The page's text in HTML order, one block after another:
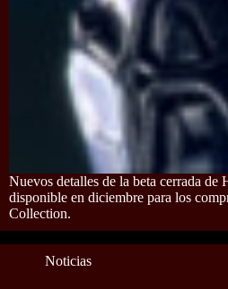
Nuevos detalles de la beta cerrada de
disponible en diciembre para los
Collection.
Noticias